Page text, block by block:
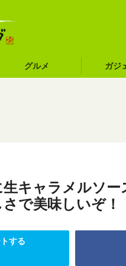
グルメ ガジ
キャラメルソ
で美味しいぞ！
する